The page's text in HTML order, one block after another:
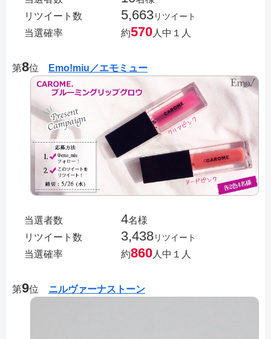
リツイート数
5,663リツイート
当選確率 約570 人中１人
第8位 Emo!miu／エモミュー
当選者数 4名様
リツイート数
3,438リツイート
当選確率 約860 人中１人
第9位 ニルヴァーナストーン